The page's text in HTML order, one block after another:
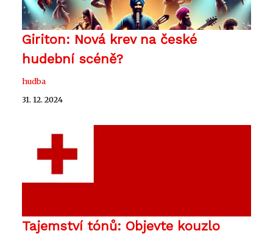
Giriton: Nová krev na české
hudební scéně?
hudba
31. 12. 2024
Tajemství tónů: Objevte kouzlo